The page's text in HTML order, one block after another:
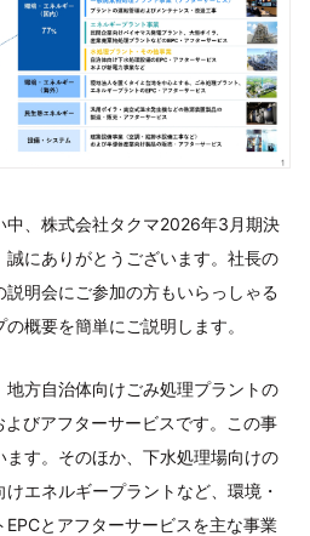
中、株式会社タクマ2026年3月期決
にありがとうございます。社長の
明会にご参加の方もいらっしゃる
概要を簡単にご説明します。
方自治体向けごみ処理プラントの
びアフターサービスです。この事
す。そのほか、下水処理場向けの
エネルギープラントなど、環境・
とアフターサービスを主な事業